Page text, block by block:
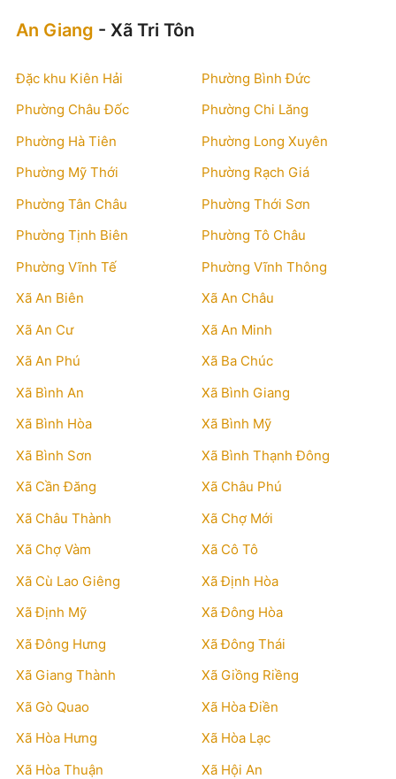
An Giang - Xã Tri Tôn
Đặc khu Kiên Hải
Phường Bình Đức
Phường Châu Đốc
Phường Chi Lăng
Phường Hà Tiên
Phường Long Xuyên
Phường Mỹ Thới
Phường Rạch Giá
Phường Tân Châu
Phường Thới Sơn
Phường Tịnh Biên
Phường Tô Châu
Phường Vĩnh Tế
Phường Vĩnh Thông
Xã An Biên
Xã An Châu
Xã An Cư
Xã An Minh
Xã An Phú
Xã Ba Chúc
Xã Bình An
Xã Bình Giang
Xã Bình Hòa
Xã Bình Mỹ
Xã Bình Sơn
Xã Bình Thạnh Đông
Xã Cần Đăng
Xã Châu Phú
Xã Châu Thành
Xã Chợ Mới
Xã Chợ Vàm
Xã Cô Tô
Xã Cù Lao Giêng
Xã Định Hòa
Xã Định Mỹ
Xã Đông Hòa
Xã Đông Hưng
Xã Đông Thái
Xã Giang Thành
Xã Giồng Riềng
Xã Gò Quao
Xã Hòa Điền
Xã Hòa Hưng
Xã Hòa Lạc
Xã Hòa Thuận
Xã Hội An